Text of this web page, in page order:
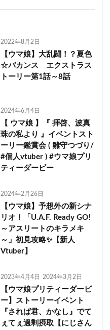
2022年8月2日
【ウマ娘】大乱闘！？夏色
☆バカンス エクストラス
トーリー第1話～8話
2024年6月4日
【 ウマ娘 】『 拝啓、波真
珠の私より 』イベントスト
ーリー鑑賞会 ( 雛守つづり/
#個人vtuber ) #ウマ娘プリ
ティーダービー
2024年2月26日
【ウマ娘】予想外の新シナ
リオ！「U.A.F. Ready GO!
～アスリートのキラメキ
～」初見攻略✨【新人
Vtuber】
2023年4月4日 2024年3月2日
【ウマ娘プリティーダービ
ー】ストーリーイベント
『されば君、かなし』でて
ぇてぇ過剰摂取【にじさん